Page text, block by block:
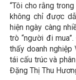
“Tôi cho rằng
không chỉ được
hiện ngày càng
trò “người đi
thấy doanh
tái cấu trúc và
Đặng Thị Thu